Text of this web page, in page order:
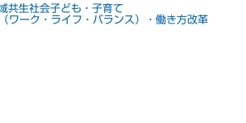
共生社会子ども・子育て
ワーク・ライフ・バランス）・働き方改革